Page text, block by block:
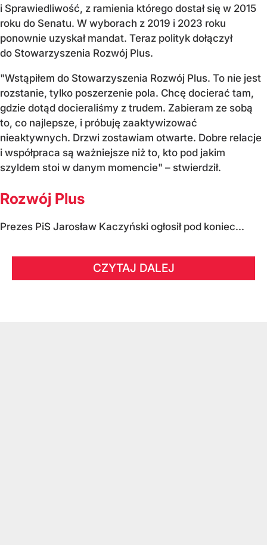
i Sprawiedliwość, z ramienia którego dostał się w 2015
roku do Senatu. W wyborach z 2019 i 2023 roku
ponownie uzyskał mandat. Teraz polityk dołączył
do Stowarzyszenia Rozwój Plus.
"Wstąpiłem do Stowarzyszenia Rozwój Plus. To nie jest
rozstanie, tylko poszerzenie pola. Chcę docierać tam,
gdzie dotąd docieraliśmy z trudem. Zabieram ze sobą
to, co najlepsze, i próbuję zaaktywizować
nieaktywnych. Drzwi zostawiam otwarte. Dobre relacje
i współpraca są ważniejsze niż to, kto pod jakim
szyldem stoi w danym momencie" – stwierdził.
Rozwój Plus
Prezes PiS Jarosław Kaczyński ogłosił pod koniec...
CZYTAJ DALEJ